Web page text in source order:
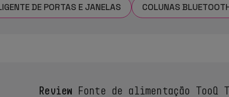
DE PORTAS E JANELAS COLUNAS
Review Fonte de alimentação TooQ